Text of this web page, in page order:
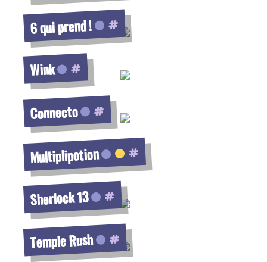
6 qui prend !
Wink
Connecto
Voir la fiche
Multiplipotion
Sherlock 13
Temple Rush
Voir la fiche
Voir la fiche
Voir la fiche